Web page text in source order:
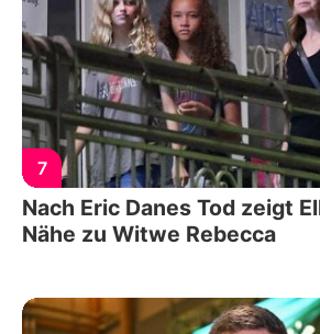
7
Nach Eric Danes Tod zeigt
Nähe zu Witwe Rebecca